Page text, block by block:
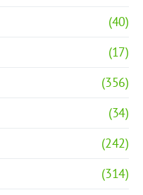
(40)
(17)
(356)
(34)
(242)
(314)